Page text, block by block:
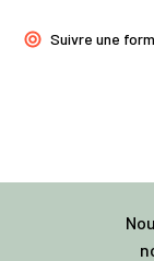
Suivre une